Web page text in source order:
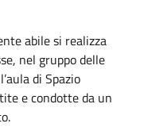
abile si realizza
nel gruppo delle
di Spazio
e condotte da un